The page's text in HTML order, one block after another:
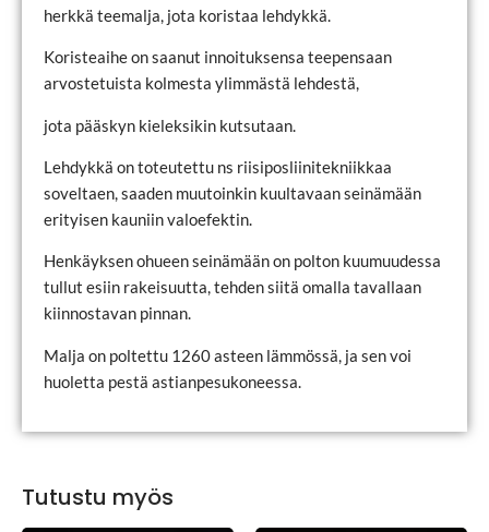
Tutustu myös
herkkä teemalja, jota koristaa lehdykkä.
Koristeaihe on saanut innoituksensa teepensaan
arvostetuista kolmesta ylimmästä lehdestä,
jota pääskyn kieleksikin kutsutaan.
Lehdykkä on toteutettu ns riisiposliinitekniikkaa
soveltaen, saaden muutoinkin kuultavaan seinämään
erityisen kauniin valoefektin.
Henkäyksen ohueen seinämään on polton kuumuudessa
tullut esiin rakeisuutta, tehden siitä omalla tavallaan
kiinnostavan pinnan.
Malja on poltettu 1260 asteen lämmössä, ja sen voi
huoletta pestä astianpesukoneessa.